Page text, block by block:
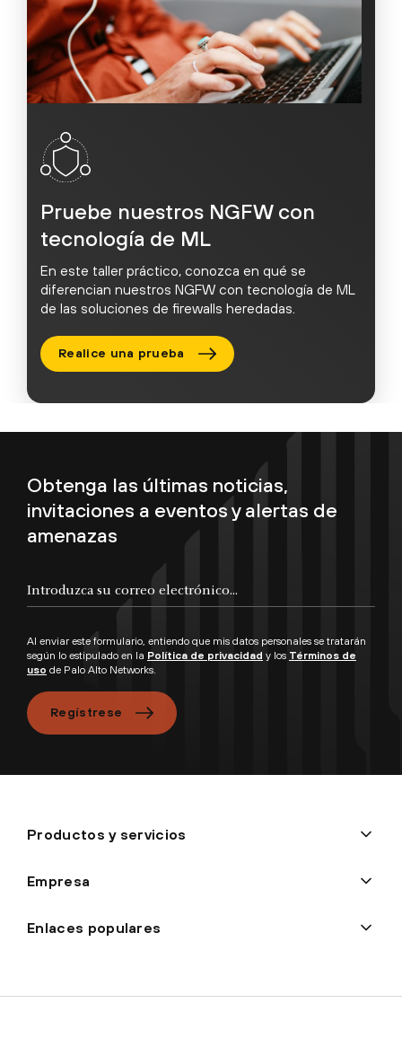
Pruebe nuestros NGFW con
tecnología de ML
En este taller práctico, conozca en qué se
diferencian nuestros NGFW con tecnología de ML
de las soluciones de firewalls heredadas.
Realice una prueba
Obtenga las últimas noticias,
invitaciones a eventos y alertas de
amenazas
Al enviar este formulario, entiendo que mis datos personales se tratarán
según lo estipulado en la Política de privacidad y los Términos de
uso de Palo Alto Networks.
Regístrese
Productos y servicios
Empresa
Enlaces populares